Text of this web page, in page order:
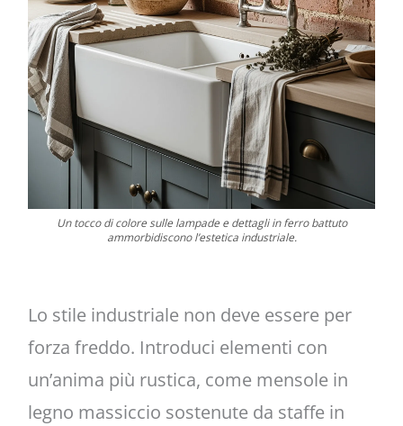
Un tocco di colore sulle lampade e dettagli in ferro battuto
ammorbidiscono l’estetica industriale.
Lo stile industriale non deve essere per
forza freddo. Introduci elementi con
un’anima più rustica, come mensole in
legno massiccio sostenute da staffe in